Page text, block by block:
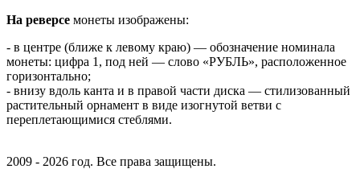
На реверсе монеты изображены:
- в центре (ближе к левому краю) — обозначение номинала
монеты: цифра 1, под ней — слово «РУБЛЬ», расположенное
горизонтально;
- внизу вдоль канта и в правой части диска — стилизованный
растительный орнамент в виде изогнутой ветви с
переплетающимися стеблями.
2009 - 2026 год. Все права защищены.